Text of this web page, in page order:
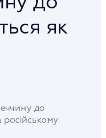
як
до